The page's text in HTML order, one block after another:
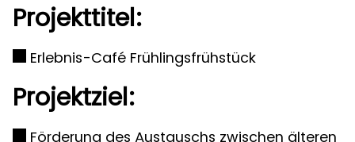
Projekttitel:
Erlebnis-Café Frühlingsfrühstück
Projektziel:
Förderung des Austauschs zwischen älteren